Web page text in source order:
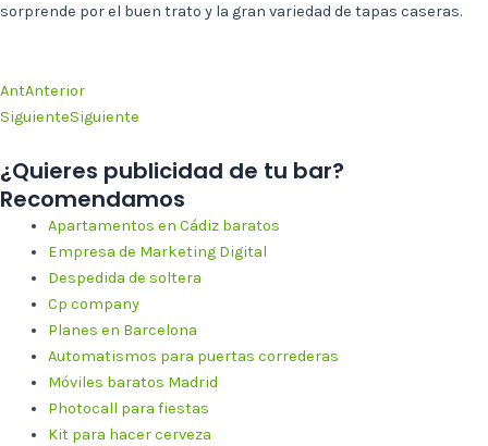
sorprende por el buen trato y la gran variedad de tapas caseras.
AntAnterior
SiguienteSiguiente
¿Quieres publicidad de tu bar?
Recomendamos
Apartamentos en Cádiz baratos
Empresa de Marketing Digital
Despedida de soltera
Cp company
Planes en Barcelona
Automatismos para puertas correderas
Móviles baratos Madrid
Photocall para fiestas
Kit para hacer cerveza